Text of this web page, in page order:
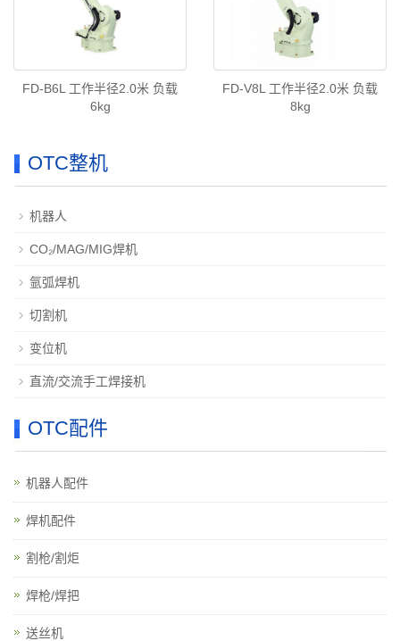
FD-B6L 工作半径2.0米 负载
6kg
FD-V8L 工作半径2.0米 负载
8kg
OTC整机
机器人
CO₂/MAG/MIG焊机
氩弧焊机
切割机
变位机
直流/交流手工焊接机
OTC配件
机器人配件
焊机配件
割枪/割炬
焊枪/焊把
送丝机